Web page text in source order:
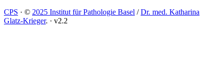
CPS · © 2025 Institut für Pathologie Basel /Dr. med. Katharina
Glatz-Krieger. · v2.2